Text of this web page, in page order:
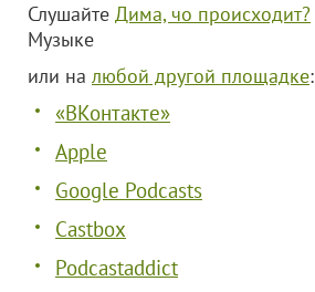
Слушайте Дима, чо происходит?
Музыке
или на любой другой площадке:
«ВКонтакте»
Apple
Google Podcasts
Castbox
Podcastaddict